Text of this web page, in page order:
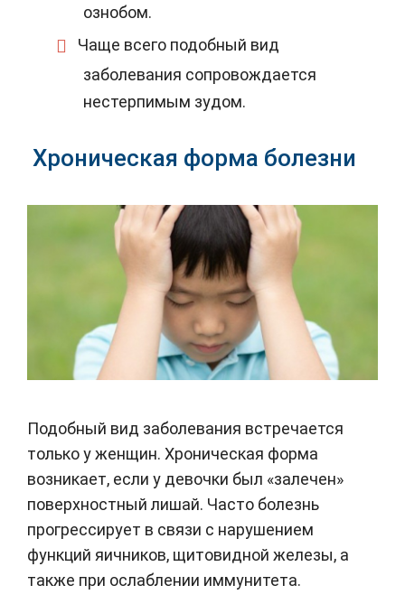
ознобом.
Чаще всего подобный вид
заболевания сопровождается
нестерпимым зудом.
Хроническая форма болезни
Подобный вид заболевания встречается
только у женщин. Хроническая форма
возникает, если у девочки был «залечен»
поверхностный лишай. Часто болезнь
прогрессирует в связи с нарушением
функций яичников, щитовидной железы, а
также при ослаблении иммунитета.